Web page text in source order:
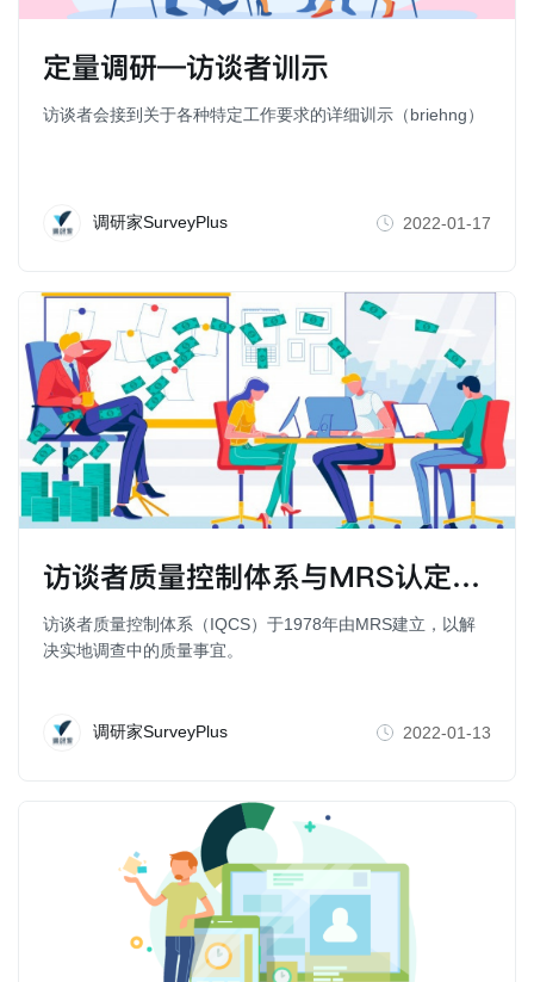
定量调研—访谈者训示
访谈者会接到关于各种特定工作要求的详细训示（briehng）
调研家SurveyPlus 2022-01-17
访谈者质量控制体系与MRS认定的访谈者培训
访谈者质量控制体系（IQCS）于1978年由MRS建立，以解
决实地调查中的质量事宜。
调研家SurveyPlus 2022-01-13